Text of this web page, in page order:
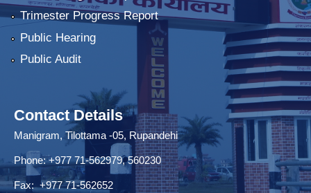
Trimester Progress Report
Public Hearing
Public Audit
Contact Details
Manigram, Tilottama -05, Rupandehi
Phone: +977 71-562979, 560230
Fax: +977 71-562652